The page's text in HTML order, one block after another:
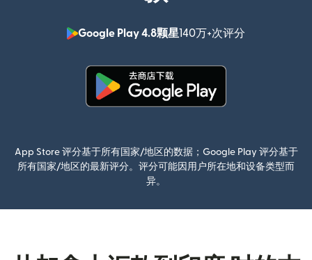
Google Play 4.8颗星140万+次评分
App Store 评分基于所有国家/地区的数据；Google Play 评分基于
所有国家/地区的最新评分。评分可能因用户所在地和设备类型而
异。